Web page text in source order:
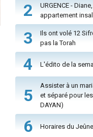
2
URGENCE -
appartement
3
Ils ont volé 12
pas la Torah
4 L'édito de la
5
Assister à un
et séparé pour
DAYAN)
6 Horaires du